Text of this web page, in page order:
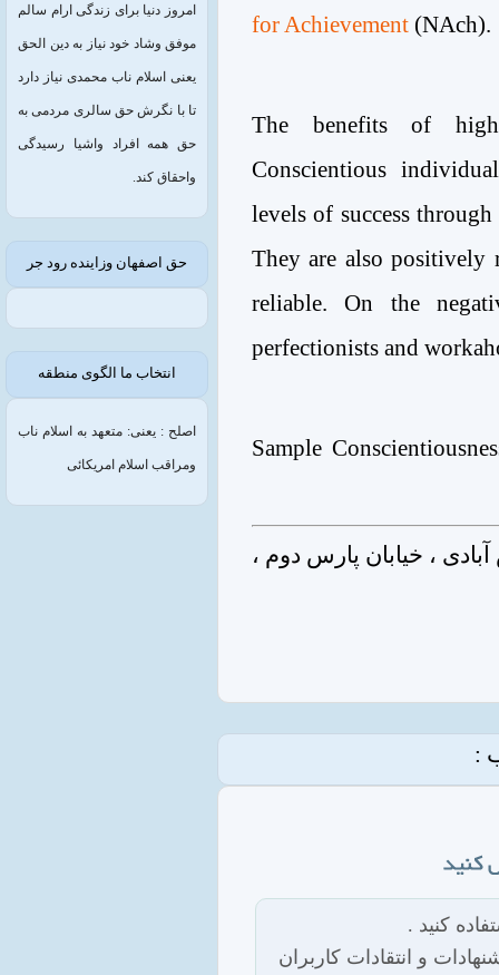
امروز دنیا برای زندگی ارام سالم
موفق وشاد خود نیاز به دین الحق
یعنی اسلام ناب محمدی نیاز دارد
تا با نگرش حق سالری مردمی به
حق همه افراد واشیا رسیدگی
واحقاق کند.
حق اصفهان وزاینده رود جر
انتخاب ما الگوی منطقه
اصلح : یعنی: متعهد به اسلام ناب
ومراقب اسلام امریکائی
for Achievement(NAch).
The benefits of high
Conscientious
levels of success
They are also positively
reliable. On the
perfectionists and
Sample
، خیابان پارس دوم ،
:
کنید .
و انتقادات کاربران